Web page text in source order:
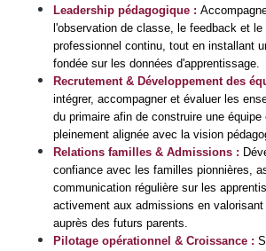
Leadership pédagogique :
l'observation de classe, le feedback et le
professionnel continu, tout en installant
fondée sur les données d'apprentissage.
Recrutement & Développement des
intégrer, accompagner et évaluer les
du primaire afin de construire une équipe
pleinement alignée avec la vision
Relations familles & Admissions :
confiance avec les familles pionnières,
communication régulière sur les
activement aux admissions en valorisant
auprès des futurs parents.
Pilotage opérationnel & Croissance :